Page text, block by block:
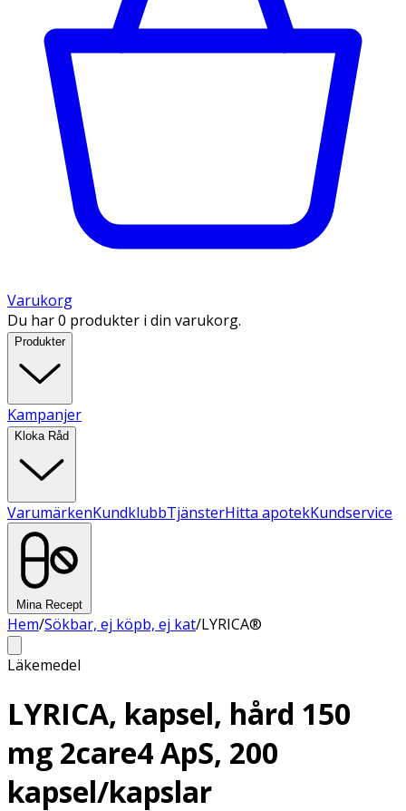
Varukorg
Du har 0 produkter i din varukorg.
Produkter
Kampanjer
Kloka Råd
VarumärkenKundklubbTjänsterHitta apotekKundservice
Mina Recept
Hem/Sökbar, ej köpb, ej kat/LYRICA®
Läkemedel
LYRICA, kapsel, hård 150
mg 2care4 ApS, 200
kapsel/kapslar